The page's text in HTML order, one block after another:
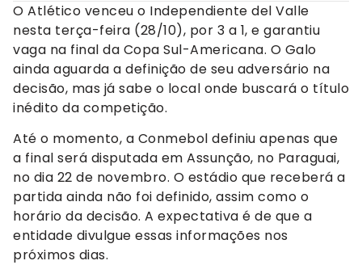
O Atlético venceu o Independiente del Valle
nesta terça-feira (28/10), por 3 a 1, e garantiu
vaga na final da Copa Sul-Americana. O Galo
ainda aguarda a definição de seu adversário na
decisão, mas já sabe o local onde buscará o título
inédito da competição.
Até o momento, a Conmebol definiu apenas que
a final será disputada em Assunção, no Paraguai,
no dia 22 de novembro. O estádio que receberá a
partida ainda não foi definido, assim como o
horário da decisão. A expectativa é de que a
entidade divulgue essas informações nos
próximos dias.